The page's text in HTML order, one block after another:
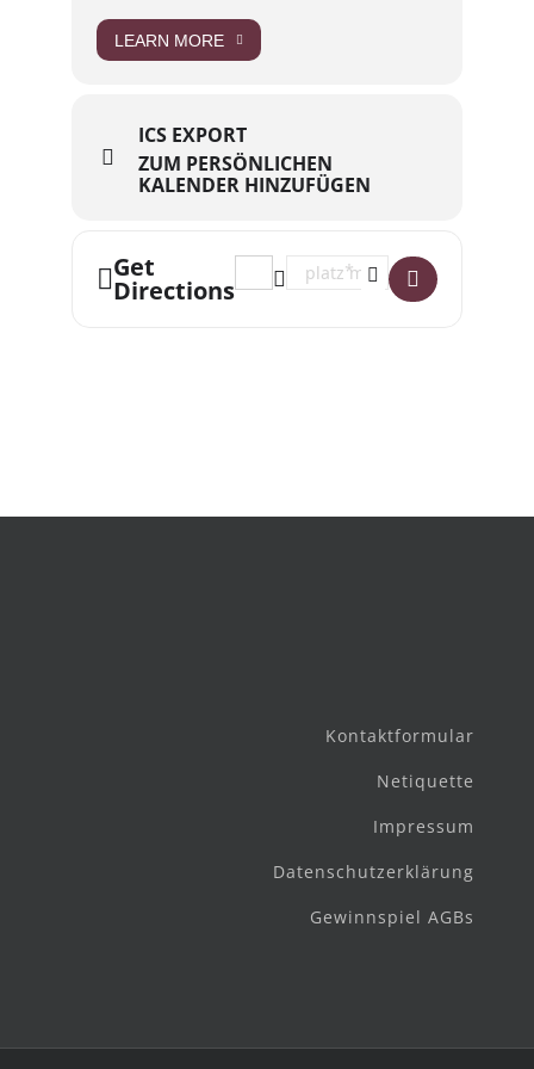
LEARN MORE
ICS EXPORT
ZUM PERSÖNLICHEN
KALENDER HINZUFÜGEN
Get
Directions
Address - Infoveranstaltung - Start
Destination Address -
Kontaktformular
Netiquette
Impressum
Datenschutzerklärung
Gewinnspiel AGBs